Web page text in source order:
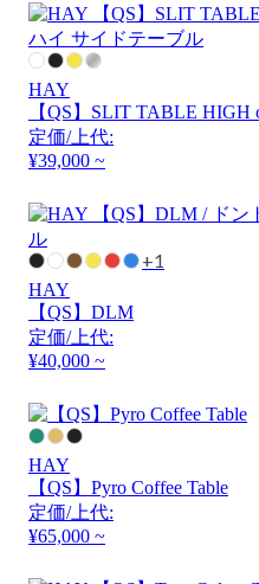
HAY
【QS】SLIT TABLE HIGH
定価/上代:
¥39,000 ~
+1
HAY
【QS】DLM
定価/上代:
¥40,000 ~
HAY
【QS】Pyro Coffee Table
定価/上代:
¥65,000 ~